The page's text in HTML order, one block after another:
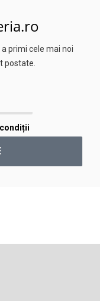
primi cele mai noi
postate.